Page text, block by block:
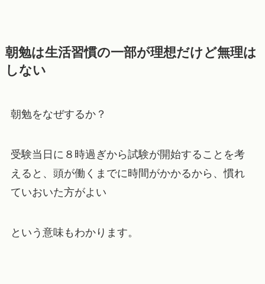
朝勉は生活習慣の一部が理想だけど無理は
しない
朝勉をなぜするか？
受験当日に８時過ぎから試験が開始することを考
えると、頭が働くまでに時間がかかるから、慣れ
ていおいた方がよい
という意味もわかります。